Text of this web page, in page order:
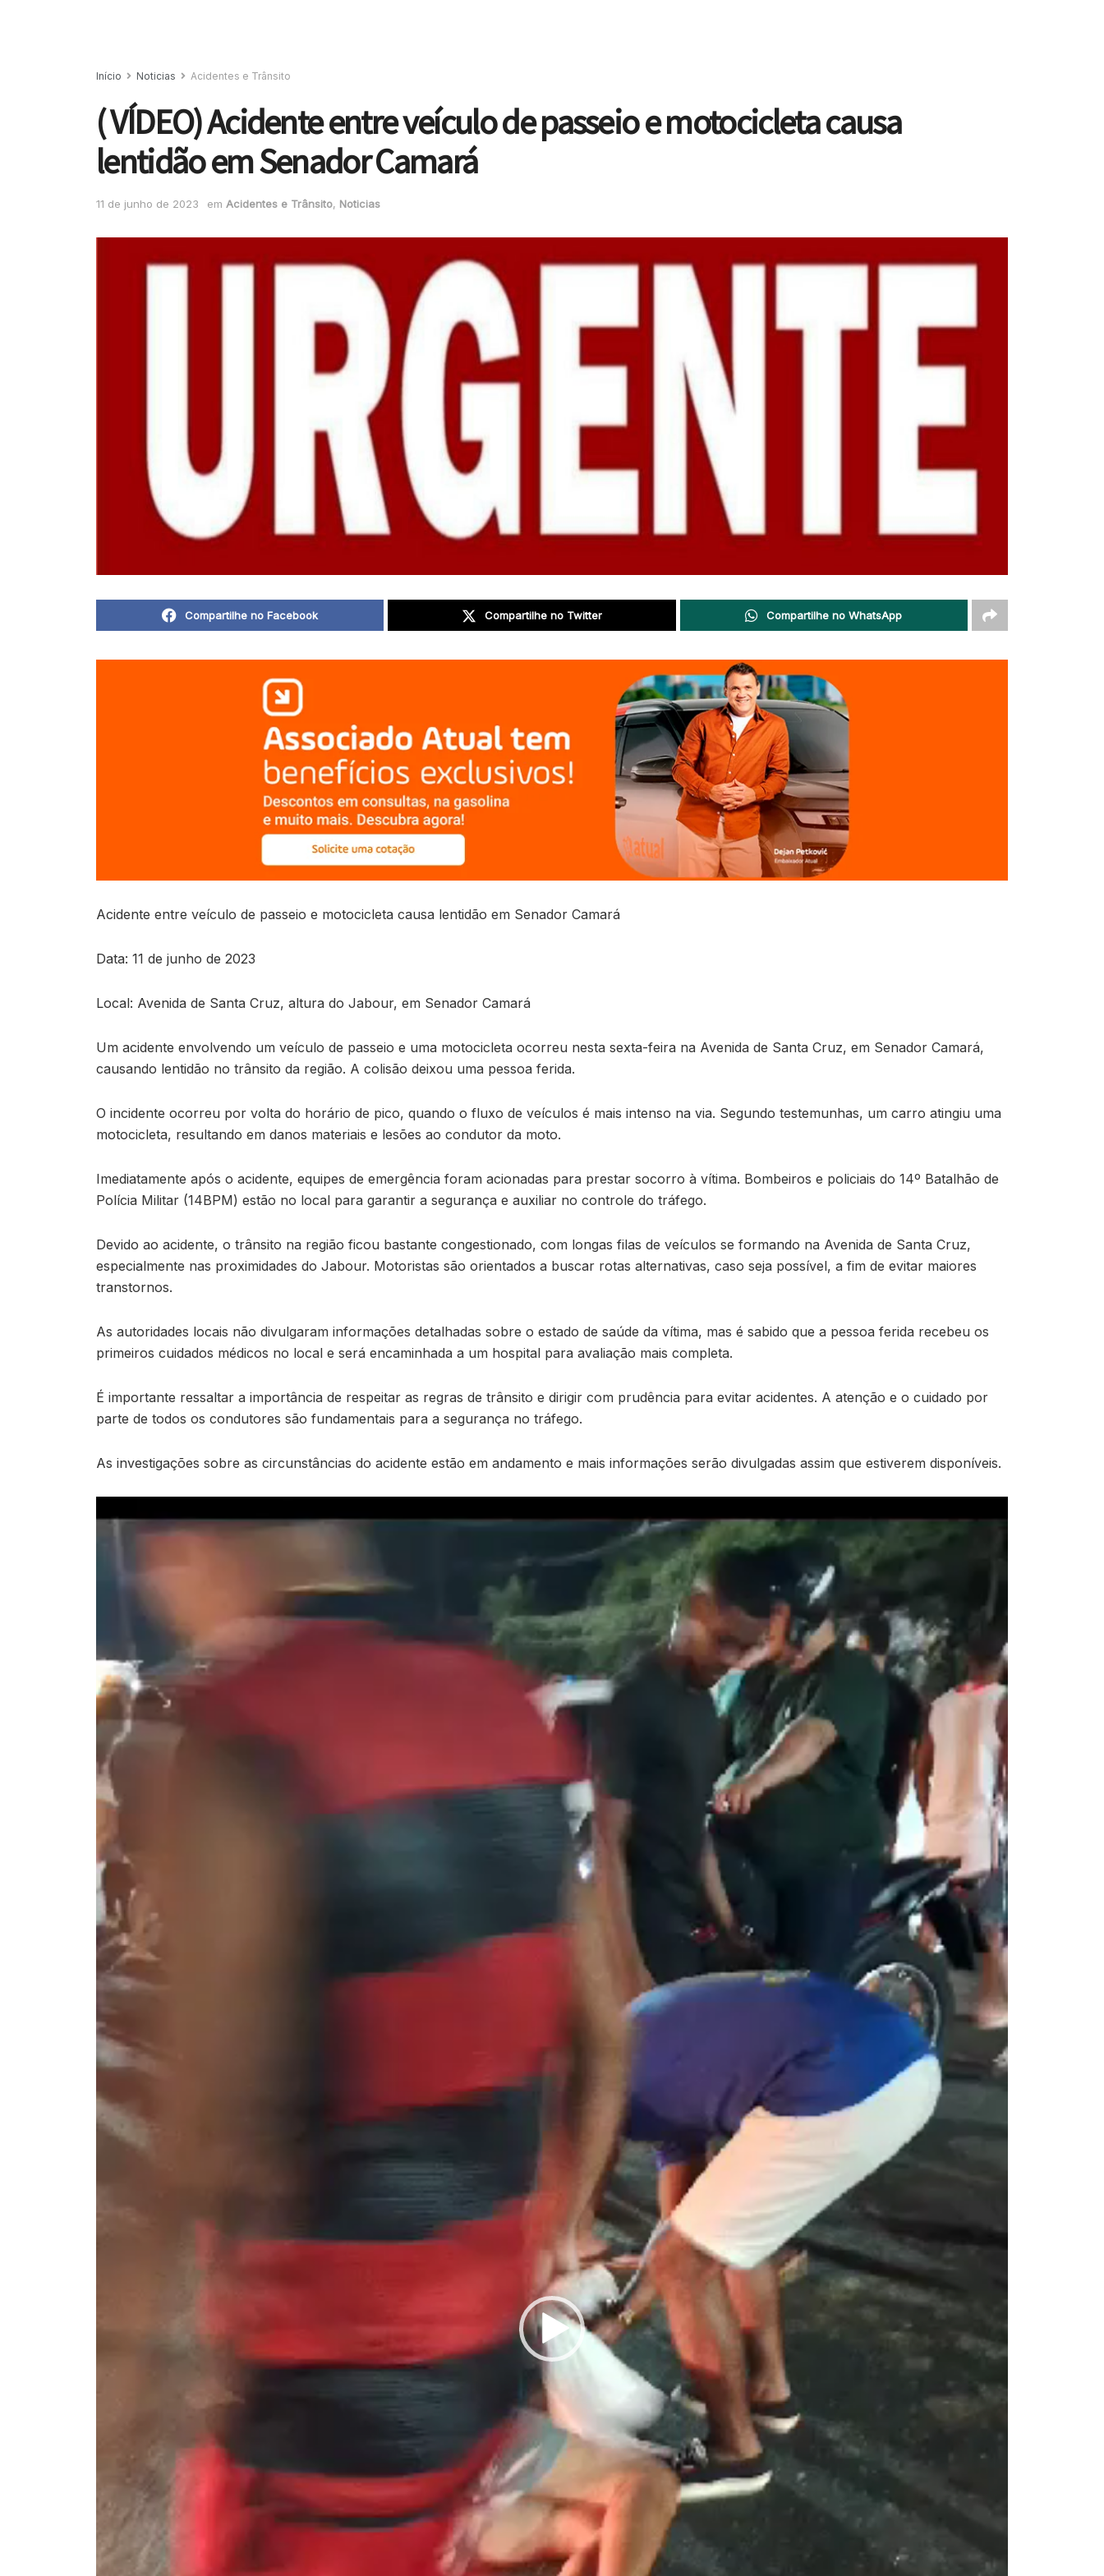
Início Noticias Acidentes e Trânsito
( VÍDEO) Acidente entre veículo de passeio e motocicleta causa
lentidão em Senador Camará
11 de junho de 2023 em Acidentes e Trânsito, Noticias
Compartilhe no Facebook Compartilhe no Twitter Compartilhe no WhatsApp
Acidente entre veículo de passeio e motocicleta causa lentidão em Senador Camará
Data: 11 de junho de 2023
Local: Avenida de Santa Cruz, altura do Jabour, em Senador Camará
Um acidente envolvendo um veículo de passeio e uma motocicleta ocorreu nesta sexta-feira na Avenida de Santa Cruz, em Senador Camará,
causando lentidão no trânsito da região. A colisão deixou uma pessoa ferida.
O incidente ocorreu por volta do horário de pico, quando o fluxo de veículos é mais intenso na via. Segundo testemunhas, um carro atingiu uma
motocicleta, resultando em danos materiais e lesões ao condutor da moto.
Imediatamente após o acidente, equipes de emergência foram acionadas para prestar socorro à vítima. Bombeiros e policiais do 14º Batalhão de
Polícia Militar (14BPM) estão no local para garantir a segurança e auxiliar no controle do tráfego.
Devido ao acidente, o trânsito na região ficou bastante congestionado, com longas filas de veículos se formando na Avenida de Santa Cruz,
especialmente nas proximidades do Jabour. Motoristas são orientados a buscar rotas alternativas, caso seja possível, a fim de evitar maiores
transtornos.
As autoridades locais não divulgaram informações detalhadas sobre o estado de saúde da vítima, mas é sabido que a pessoa ferida recebeu os
primeiros cuidados médicos no local e será encaminhada a um hospital para avaliação mais completa.
É importante ressaltar a importância de respeitar as regras de trânsito e dirigir com prudência para evitar acidentes. A atenção e o cuidado por
parte de todos os condutores são fundamentais para a segurança no tráfego.
As investigações sobre as circunstâncias do acidente estão em andamento e mais informações serão divulgadas assim que estiverem disponíveis.